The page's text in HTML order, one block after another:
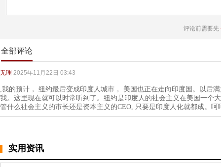
评论前需要先
全部评论
无理 2025年11月22日 03:43
,我的预计， 纽约最后变成印度人城市， 美国也正在走向印度国。以后
我。这里现在就可以时常听到了。纽约是印度人的社会主义在美国一个
管什么社会主义的市长还是资本主义的CEO, 只要是印度人化就都成。呵
实用资讯